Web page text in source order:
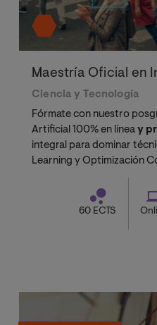
Maestría Oficial en
Ciencia y Tecnología
Fórmate con nuestro
Artificial 100% en líneay
integral para dominar
Learning y Optimización
60 ECTS